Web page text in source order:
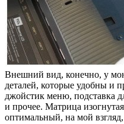
Внешний вид, конечно, у
деталей, которые удобны и
джойстик меню, подставка
и прочее. Матрица
оптимальный, на мой